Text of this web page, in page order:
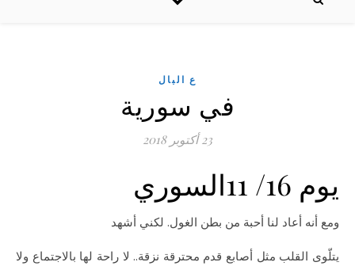
ع البال
في سورية
23 أكتوبر 2018
يوم 16/ 11السوري
ومع أنه أعاد لنا أحبة من بطن الغول. لكني أشهد
يتلّوى القلب مثل أصابع قدم محترقة نزقة.. لا راحة لها بالاجتماع ولا